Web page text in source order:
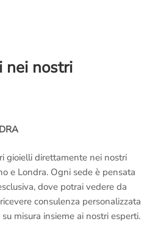
nei nostri
gioielli direttamente nei nostri
e Londra. Ogni sede è pensata
dove potrai vedere da
consulenza personalizzata
misura insieme ai nostri esperti.